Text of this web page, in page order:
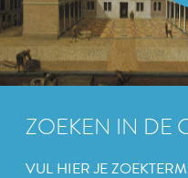
ZOEKEN IN DE